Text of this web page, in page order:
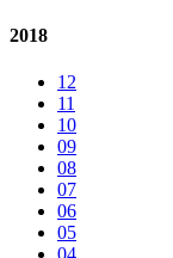
2018
12
11
10
09
08
07
06
05